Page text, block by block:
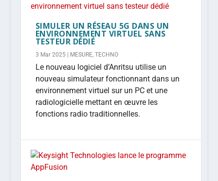
SIMULER UN RÉSEAU 5G DANS UN
ENVIRONNEMENT VIRTUEL SANS
TESTEUR DÉDIÉ
3 Mar 2025| MESURE, TECHNO
Le nouveau logiciel d’Anritsu utilise un
nouveau simulateur fonctionnant dans un
environnement virtuel sur un PC et une
radiologicielle mettant en œuvre les
fonctions radio traditionnelles.